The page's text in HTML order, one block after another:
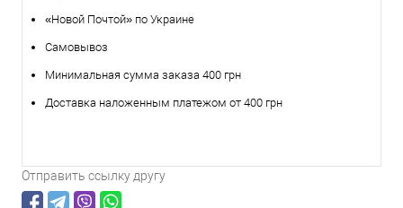
«Новой Почтой» по Украине
Самовывоз
Минимальная сумма заказа 400 грн
Доставка наложенным платежом от 400 грн
Отправить ссылку другу